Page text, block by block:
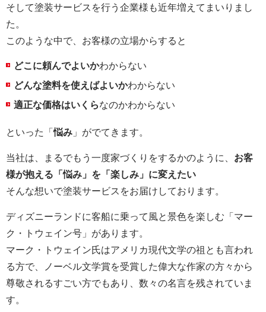
そして塗装サービスを行う企業様も近年増えてまいりまし
た。
このような中で、お客様の立場からすると
どこに頼んでよいかわからない
どんな塗料を使えばよいかわからない
適正な価格はいくらなのかわからない
といった「悩み 」がでてきます。
当社は、まるでもう一度家づくりをするかのように、 お客
様が抱える「悩み」を「楽しみ」に変えたい
そんな想いで塗装サービスをお届けしております。
ディズニーランドに客船に乗って風と景色を楽しむ「マー
ク・トウェイン号」があります。
マーク・トウェイン氏はアメリカ現代文学の祖とも言われ
る方で、ノーベル文学賞を受賞した偉大な作家の方々から
尊敬されるすごい方でもあり、数々の名言を残されていま
す。